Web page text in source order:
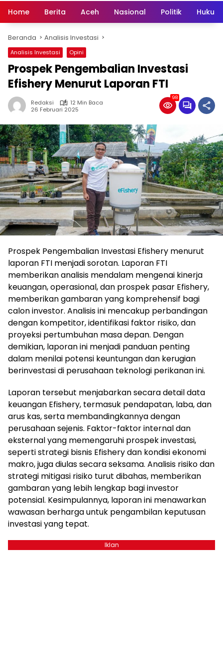
Home Berita Aceh Nasional Politik
Beranda Analisis Investasi
Analisis Investasi Opini
Prospek Pengembalian Investasi
Efishery Menurut Laporan FTI
Redaksi
12 Min Baca
26 Februari 2025
98
Prospek Pengembalian Investasi Efishery menurut
laporan FTI menjadi sorotan. Laporan FTI
memberikan analisis mendalam mengenai kinerja
keuangan, operasional, dan prospek pasar Efishery,
memberikan gambaran yang komprehensif bagi
calon investor. Analisis ini mencakup perbandingan
dengan kompetitor, identifikasi faktor risiko, dan
proyeksi pertumbuhan masa depan. Dengan
demikian, laporan ini menjadi panduan penting
dalam menilai potensi keuntungan dan kerugian
berinvestasi di perusahaan teknologi perikanan ini.
Laporan tersebut menjabarkan secara detail data
keuangan Efishery, termasuk pendapatan, laba, dan
arus kas, serta membandingkannya dengan
perusahaan sejenis. Faktor-faktor internal dan
eksternal yang memengaruhi prospek investasi,
seperti strategi bisnis Efishery dan kondisi ekonomi
makro, juga diulas secara seksama. Analisis risiko dan
strategi mitigasi risiko turut dibahas, memberikan
gambaran yang lebih lengkap bagi investor
potensial. Kesimpulannya, laporan ini menawarkan
wawasan berharga untuk pengambilan keputusan
investasi yang tepat.
Iklan